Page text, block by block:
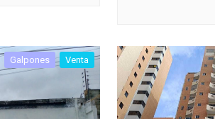
Galpones Venta